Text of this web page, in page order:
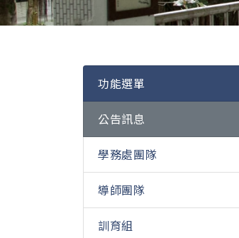
功能選單
公告訊息
學務處團隊
導師團隊
訓育組